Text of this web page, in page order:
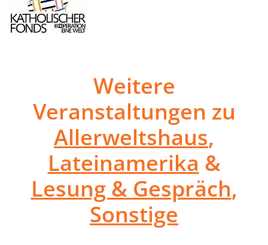
Weitere
Veranstaltungen zu
Allerweltshaus,
Lateinamerika &
Lesung & Gespräch,
Sonstige